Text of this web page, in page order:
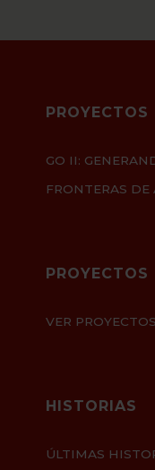
PROYECTOS
GO II:
FRONTERAS DE
VER PROYECTOS
HISTORIAS
ÚLTIMAS